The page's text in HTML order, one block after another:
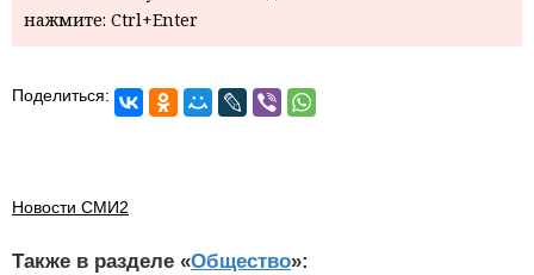
нажмите: Ctrl+Enter
Поделиться:
Новости СМИ2
Также в разделе «Общество»: